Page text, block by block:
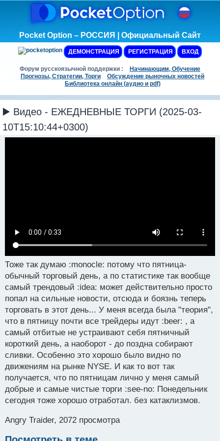
Pocket Option – РОССИЯ | Официальный Сайт
ДЕМОНСТРАЦИЯ РЕГИСТРАЦИЯ ВХОД
Форум русскоязычной поддержки :
Начинающим, Обучение
Прогнозы, Стратегии, Торги
Обсуждение рыночных новостей
Библиотека онлайн (аудио и pdf)
▶️ Видео - ЕЖЕДНЕВНЫЕ ТОРГИ (2025-03-
10T15:10:44+0300)
Тоже так думаю :monocle: потому что пятница-
обычный торговый день, а по статистике так вообще
самый трендовый :idea: может действительно просто
попал на сильные новости, отсюда и боязнь теперь
торговать в этот день... У меня всегда была "теория",
что в пятницу почти все трейдеры идут :beer: , а
самый отбитые не устраивают себя пятничный
короткий день, а наоборот - до поздна собирают
сливки. Особенно это хорошо было видно по
движениям на рынке NYSE. И как то вот так
получается, что по пятницам лично у меня самый
добрые и самые чистые торги :see-no: Понедельник
сегодня тоже хорошо отработал. без катаклизмов.
Angry Traider, 2072 просмотра